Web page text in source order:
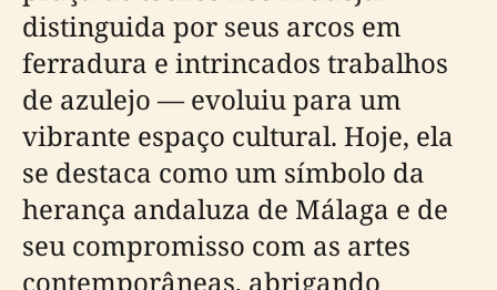
distinguida por seus arcos em
ferradura e intrincados trabalhos
de azulejo — evoluiu para um
vibrante espaço cultural. Hoje, ela
se destaca como um símbolo da
herança andaluza de Málaga e de
seu compromisso com as artes
contemporâneas, abrigando